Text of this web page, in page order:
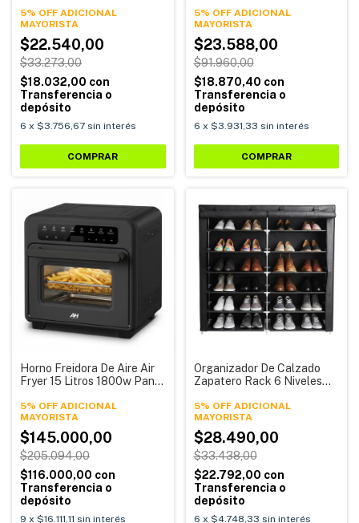
5% OFF ADICIONAL
$22.540,00
$33.273,00
$18.032,00 con
Transferencia o
depósito
6 x $3.756,67 sin interés
5% OFF ADICIONAL
$23.588,00
$91.960,00
$18.870,40 con
Transferencia o
depósito
6 x $3.931,33 sin interés
Horno Freidora De Aire Air
Fryer 15 Litros 1800w Panel
DN15G7-ML
5% OFF ADICIONAL
$145.000,00
$205.094,00
$116.000,00 con
Transferencia o
depósito
9 x $16.111,11 sin interés
Organizador De Calzado
Zapatero Rack 6 Niveles
5% OFF ADICIONAL
$28.490,00
$33.438,00
$22.792,00 con
Transferencia o
depósito
6 x $4.748,33 sin interés